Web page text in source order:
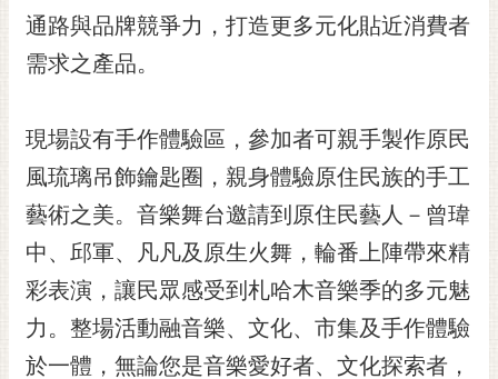
日
本
隱
私
權
及
安
全
政
策
網
通路與品牌競爭力，打造更多元化貼近消費者
需求之產品。
現場設有手作體驗區，參加者可親手製作原民
風琉璃吊飾鑰匙圈，親身體驗原住民族的手工
藝術之美。音樂舞台邀請到原住民藝人－曾瑋
中、邱軍、凡凡及原生火舞，輪番上陣帶來精
彩表演，讓民眾感受到札哈木音樂季的多元魅
力。整場活動融音樂、文化、市集及手作體驗
於一體，無論您是音樂愛好者、文化探索者，